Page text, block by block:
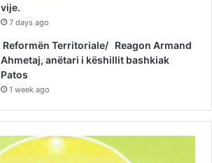
vije.
7 days ago
Reformën Territoriale/ Reagon Armand
Ahmetaj, anëtari i këshillit bashkiak
Patos
1 week ago